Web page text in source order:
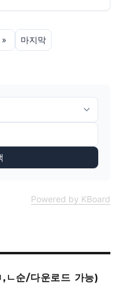
» 마지막
Powered by KBoard
ㄴ순/다운로드 가능)